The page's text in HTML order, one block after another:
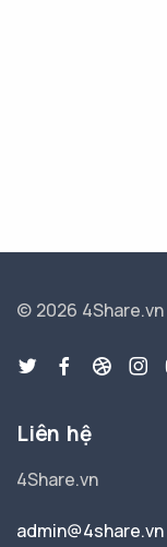
© 2026 4Share.vn
Liên hệ
4Share.vn
admin@4share.vn